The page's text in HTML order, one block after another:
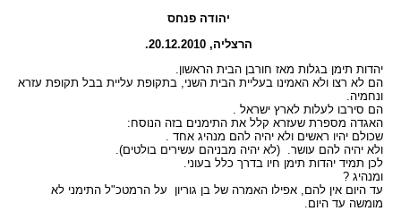
יהודה פנחס
הרצליה, 20.12.2010.
יהדות תימן בגלות מאז חורבן הבית הראשון.
הם לא רצו ולא האמינו בעליית הבית השני, בתקופת עליית בבל תקופת עזרא
ונחמיה.
הם סירבו לעלות לארץ ישראל .
האגדה מספרת שעזרא קלל את התימנים בזה הנוסח:
שכולם יהיו ראשים ולא יהיה להם מנהיג אחד .
ולא יהיה להם עושר. (לא יהיה מבניהם עשירים בולטים).
לכן תמיד יהדות תימן חיו בדרך כלל בעוני.
ומנהיג ?
עד היום אין להם, אפילו האמרה של בן גוריון על הרמטכ"ל התימני לא
מומשה עד היום.